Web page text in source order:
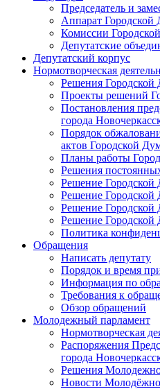
Председатель и
Аппарат
Комиссии
Депутатские
Депутатский корпус
Нормотворческая
Решения
Проекты решений
Постановления
города
Порядок
актов Городской
Планы работы
Решения
Решение Городской
Решение Городской
Решение Городской
Решение Городской
Политика
Обращения
Написать депутату
Порядок и время
Информация по
Требования к
Обзор обращений
Молодежный парламент
Нормотворческая
Распоряжения
города
Решения
Новости